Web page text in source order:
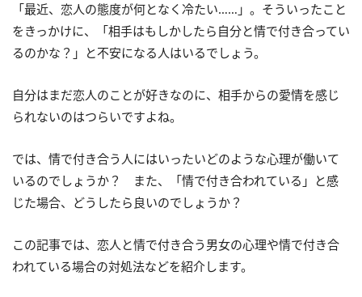
「最近、恋人の態度が何となく冷たい……」。そういったこと
をきっかけに、「相手はもしかしたら自分と情で付き合ってい
るのかな？」と不安になる人はいるでしょう。
自分はまだ恋人のことが好きなのに、相手からの愛情を感じ
られないのはつらいですよね。
では、情で付き合う人にはいったいどのような心理が働いて
いるのでしょうか？ また、「情で付き合われている」と感
じた場合、どうしたら良いのでしょうか？
この記事では、恋人と情で付き合う男女の心理や情で付き合
われている場合の対処法などを紹介します。